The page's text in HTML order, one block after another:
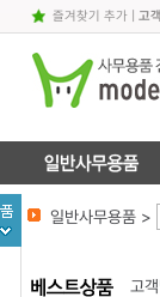
즐겨찾기 추가| 고객
일반사무용품 >
고